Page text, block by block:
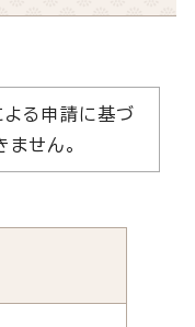
よる申請に基づ
せん。